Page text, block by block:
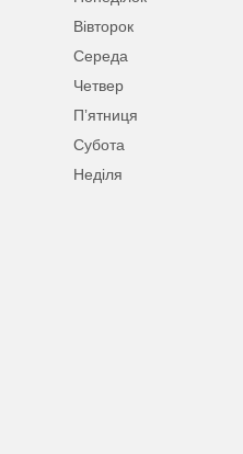
Вівторок
Середа
Четвер
Пʼятниця
Субота
Неділя